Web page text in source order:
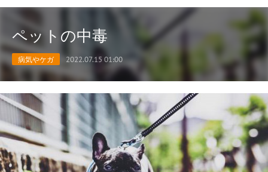
ペットの中毒
病気やケガ 2022.07.15 01:00